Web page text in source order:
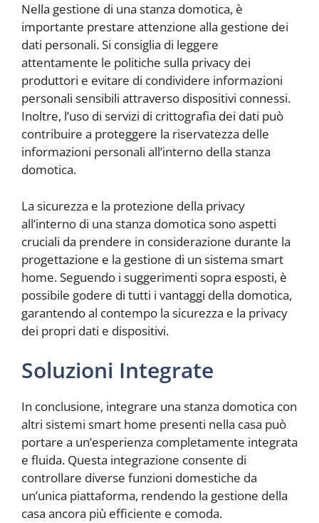
Nella gestione di una stanza domotica, è
importante prestare attenzione alla gestione dei
dati personali. Si consiglia di leggere
attentamente le politiche sulla privacy dei
produttori e evitare di condividere informazioni
personali sensibili attraverso dispositivi connessi.
Inoltre, l’uso di servizi di crittografia dei dati può
contribuire a proteggere la riservatezza delle
informazioni personali all’interno della stanza
domotica.
La sicurezza e la protezione della privacy
all’interno di una stanza domotica sono aspetti
cruciali da prendere in considerazione durante la
progettazione e la gestione di un sistema smart
home. Seguendo i suggerimenti sopra esposti, è
possibile godere di tutti i vantaggi della domotica,
garantendo al contempo la sicurezza e la privacy
dei propri dati e dispositivi.
Soluzioni Integrate
In conclusione, integrare una stanza domotica con
altri sistemi smart home presenti nella casa può
portare a un’esperienza completamente integrata
e fluida. Questa integrazione consente di
controllare diverse funzioni domestiche da
un’unica piattaforma, rendendo la gestione della
casa ancora più efficiente e comoda.